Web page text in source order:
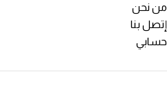
من نحن
إتصل بنا
حسابي